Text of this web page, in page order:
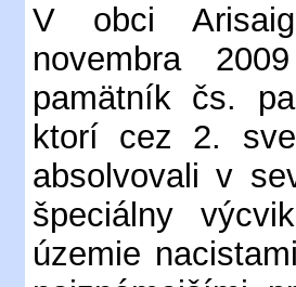
V obci
novembra
pamätník čs.
ktorí cez 2.
absolvovali v
špeciálny
územie